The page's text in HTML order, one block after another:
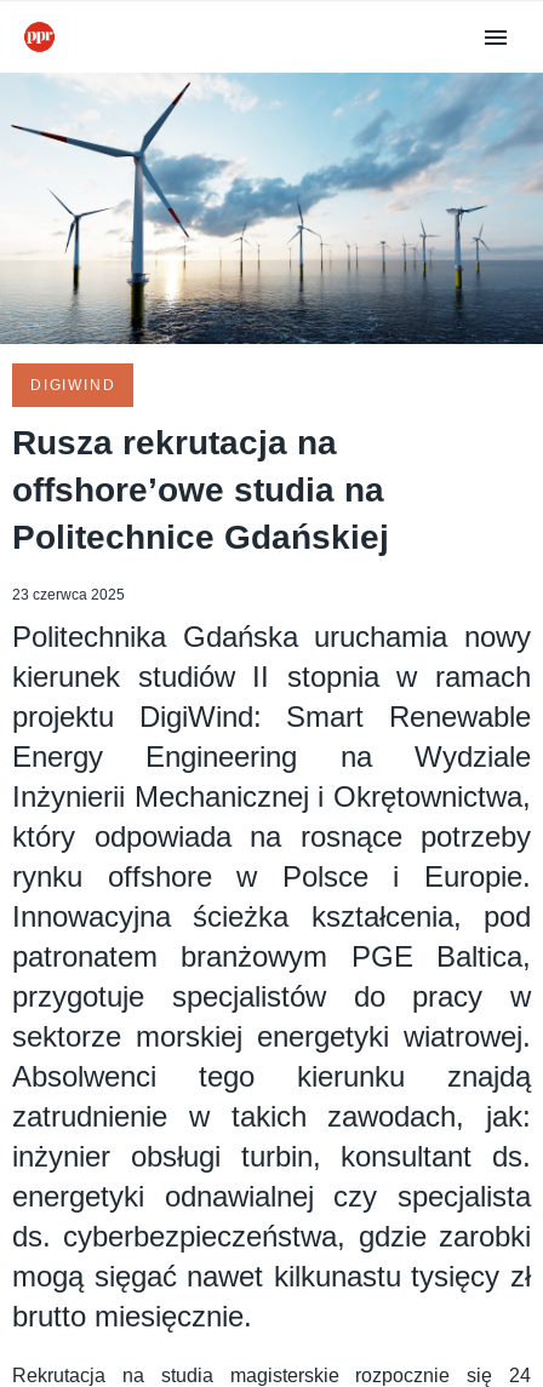
DIGIWIND
Rusza rekrutacja na
offshore’owe studia na
Politechnice Gdańskiej
23 czerwca 2025
Politechnika Gdańska uruchamia nowy
kierunek studiów II stopnia w ramach
projektu DigiWind: Smart Renewable
Energy Engineering na Wydziale
Inżynierii Mechanicznej i Okrętownictwa,
który odpowiada na rosnące potrzeby
rynku offshore w Polsce i Europie.
Innowacyjna ścieżka kształcenia, pod
patronatem branżowym PGE Baltica,
przygotuje specjalistów do pracy w
sektorze morskiej energetyki wiatrowej.
Absolwenci tego kierunku znajdą
zatrudnienie w takich zawodach, jak:
inżynier obsługi turbin, konsultant ds.
energetyki odnawialnej czy specjalista
ds. cyberbezpieczeństwa, gdzie zarobki
mogą sięgać nawet kilkunastu tysięcy zł
brutto miesięcznie.
Rekrutacja na studia magisterskie rozpocznie się 24